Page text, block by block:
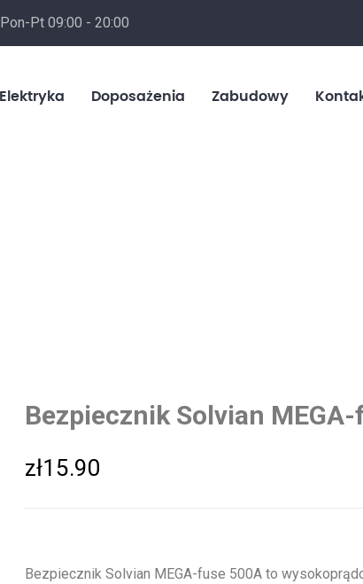
Pon-Pt 09:00 - 20:00
Elektryka Doposażenia Zabudowy
Bezpiecznik Solvian
zł15.90
Bezpiecznik Solvian MEGA-fuse 500A to